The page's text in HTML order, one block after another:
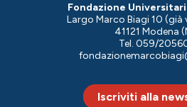
Fondazione
Largo Marco Biagi 10 (già
41121 Modena
Tel. 059/
Iscriviti alla